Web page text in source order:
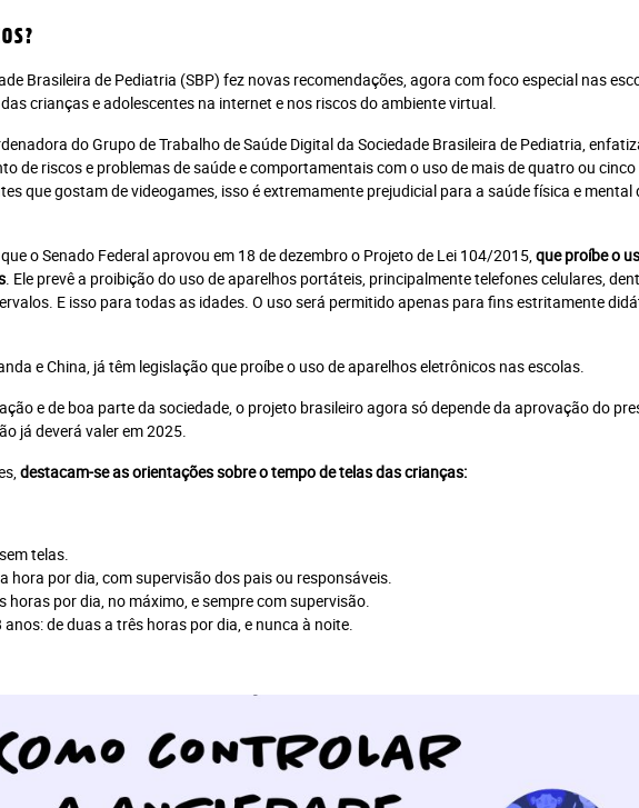
Brasileira de Pediatria (SBP) fez novas recomendações, agora com foco especial nas
crianças e adolescentes na internet e nos riscos do ambiente virtual.
do Grupo de Trabalho de Saúde Digital da Sociedade Brasileira de Pediatria,
de riscos e problemas de saúde e comportamentais com o uso de mais de quatro ou
que gostam de videogames, isso é extremamente prejudicial para a saúde física e mental
o Senado Federal aprovou em 18 de dezembro o Projeto de Lei 104/2015, que proíbe o
. Ele prevê a proibição do uso de aparelhos portáteis, principalmente telefones celulares,
E isso para todas as idades. O uso será permitido apenas para fins estritamente
e China, já têm legislação que proíbe o uso de aparelhos eletrônicos nas escolas.
e de boa parte da sociedade, o projeto brasileiro agora só depende da aprovação do
já deverá valer em 2025.
destacam-se as orientações sobre o tempo de telas das crianças:
telas.
hora por dia, com supervisão dos pais ou responsáveis.
horas por dia, no máximo, e sempre com supervisão.
de duas a três horas por dia, e nunca à noite.
Impresso + Portal +
Plataforma Leia Mais
anual: R$ 280.00 ou
10x R$ 28,00
Jornal Impresso + Digital
Plano anual: R$ 240.00 ou
10x R$ 24,00
Plano
Assinar Planeta Notícia